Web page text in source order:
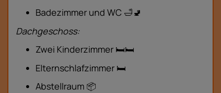
Badezimmer und WC 🛁🚽
Dachgeschoss:
Zwei Kinderzimmer 🛏️🛏️
Elternschlafzimmer 🛏️
Abstellraum 📦